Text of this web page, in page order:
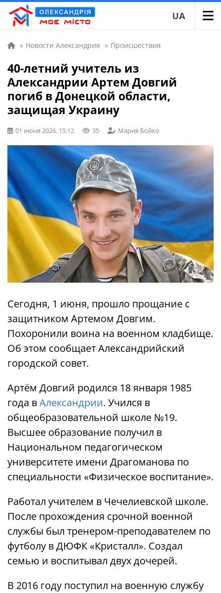
UA
» Новости Александрия » Происшествия
40-летний учитель из
Александрии Артем Довгий
погиб в Донецкой области,
защищая Украину
01 июня 2026, 15:12 35 Мария Бойко
Сегодня, 1 июня, прошло прощание с
защитником Артемом Довгим.
Похоронили воина на военном кладбище.
Об этом сообщает Александрийский
городской совет.
Артём Довгий родился 18 января 1985
года вАлександрии. Учился в
общеобразовательной школе №19.
Высшее образование получил в
Национальном педагогическом
университете имени Драгоманова по
специальности «Физическое воспитание».
Работал учителем в Чечелиевской школе.
После прохождения срочной военной
службы был тренером-преподавателем по
футболу в ДЮФК «Кристалл». Создал
семью и воспитывал двух дочерей.
В 2016 году поступил на военную службу